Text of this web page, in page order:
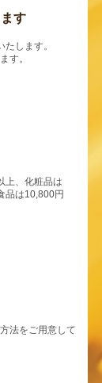
す
します。
す。
上、化粧品は
品は10,800円
法をご用意して